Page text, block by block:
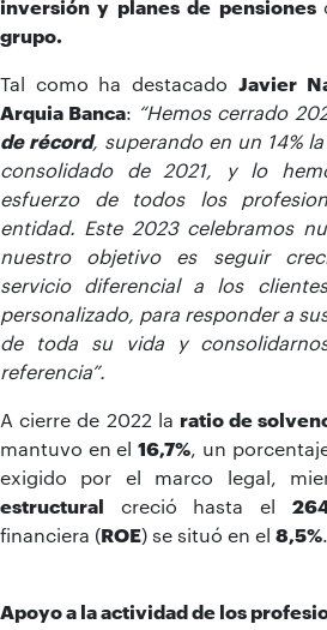
inversión y planes de pensiones
grupo.
Tal como ha destacado Javier
Arquia Banca: “Hemos cerrado
de récord, superando en un 14%
consolidado de 2021, y lo
esfuerzo de todos los
entidad. Este 2023 celebramos
nuestro objetivo es seguir
servicio diferencial a los
personalizado, para responder a
de toda su vida y
referencia”.
A cierre de 2022 la ratio de
mantuvo en el16,7% , un
exigido por el marco legal,
estructural creció hasta el
financiera (ROE) se situó en el 8,5%
Apoyo a la actividad de los